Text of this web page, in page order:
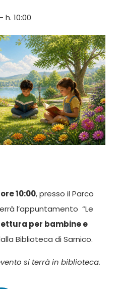
10:00
ore 10:00, presso il Parco
l’appuntamento “Le
per bambine e
Biblioteca di Sarnico.
si terrà in biblioteca.